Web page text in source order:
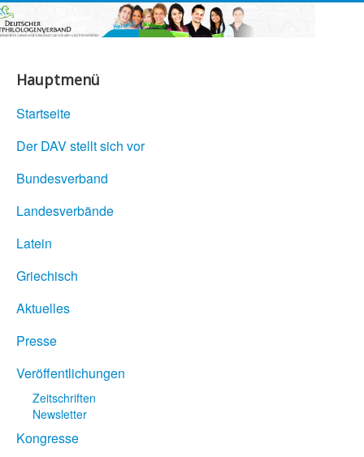
Hauptmenü
Startseite
Der DAV stellt sich vor
Bundesverband
Landesverbände
Latein
Griechisch
Aktuelles
Presse
Veröffentlichungen
Zeitschriften
Newsletter
Kongresse